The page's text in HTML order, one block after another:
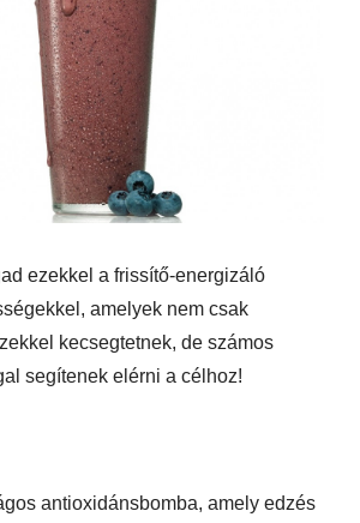
ezekkel a frissítő-energizáló
amelyek nem csak
kecsegtetnek, de számos
segítenek elérni a célhoz!
antioxidánsbomba, amely edzés